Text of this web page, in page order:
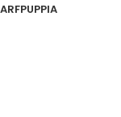
PUPPIA